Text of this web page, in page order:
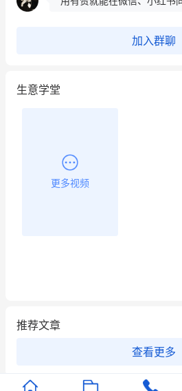
餐饮也得靠私域和服务提高
昨晚的直播课程太好啦❤️
加入群聊
生意学堂
更多视频
推荐文章
查看更多